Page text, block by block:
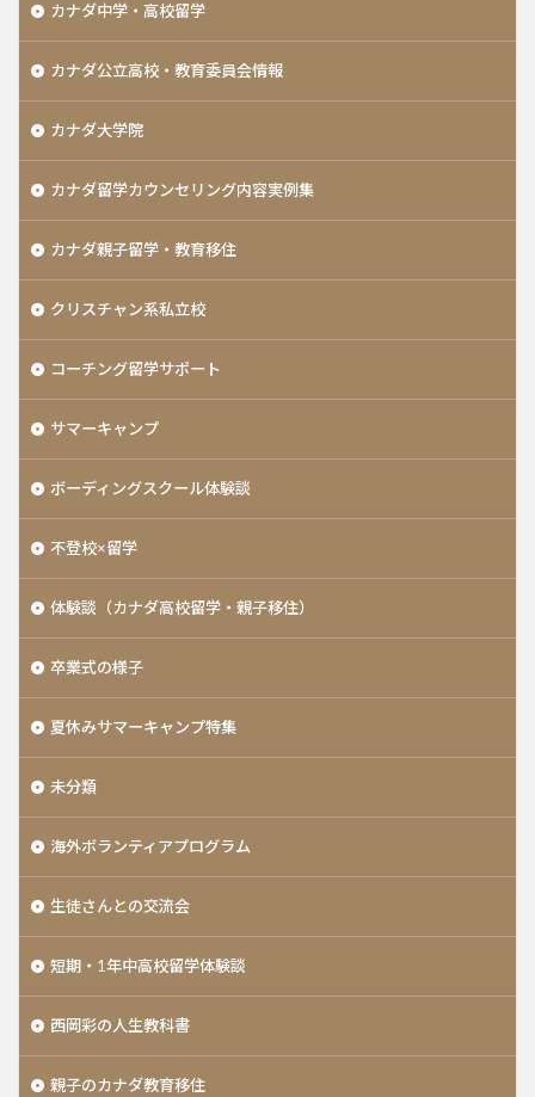
カナダ中学・高校留学
カナダ公立高校・教育委員会情報
カナダ大学院
カナダ留学カウンセリング内容実例集
カナダ親子留学・教育移住
クリスチャン系私立校
コーチング留学サポート
サマーキャンプ
ボーディングスクール体験談
不登校×留学
体験談（カナダ高校留学・親子移住）
卒業式の様子
夏休みサマーキャンプ特集
未分類
海外ボランティアプログラム
生徒さんとの交流会
短期・1年中高校留学体験談
西岡彩の人生教科書
親子のカナダ教育移住